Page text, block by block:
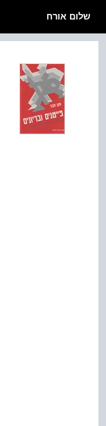
שלום אורח